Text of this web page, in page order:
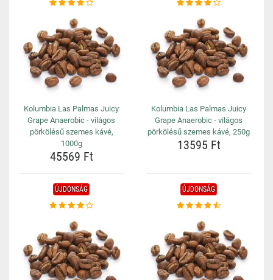
Kolumbia Las Palmas Juicy
Grape Anaerobic - világos
pörkölésű szemes kávé,
1000g
45569 Ft
Kolumbia Las Palmas Juicy
Grape Anaerobic - világos
pörkölésű szemes kávé, 250g
13595 Ft
ÚJDONSÁG ÚJDONSÁG